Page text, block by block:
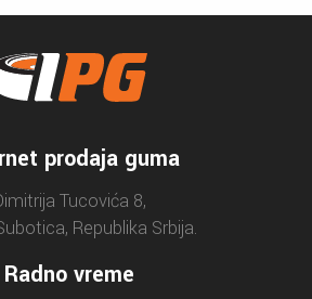
prodaja guma
Tucovića 8,
Republika Srbija.
Radno vreme